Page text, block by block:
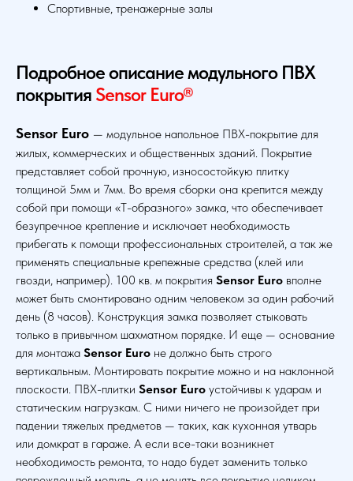
Спортивные, тренажерные залы
Подробное описание модульного ПВХ
покрытия Sensor Euro®
Sensor Euro — модульное напольное ПВХ-покрытие для
жилых, коммерческих и общественных зданий. Покрытие
представляет собой прочную, износостойкую плитку
толщиной 5мм и 7мм. Во время сборки она крепится между
собой при помощи «Т-образного» замка, что обеспечивает
безупречное крепление и исключает необходимость
прибегать к помощи профессиональных строителей, а так же
применять специальные крепежные средства (клей или
гвозди, например). 100 кв. м покрытия Sensor Euro вполне
может быть смонтировано одним человеком за один рабочий
день (8 часов). Конструкция замка позволяет стыковать
только в привычном шахматном порядке. И еще — основание
для монтажа Sensor Euro не должно быть строго
вертикальным. Монтировать покрытие можно и на наклонной
плоскости. ПВХ-плитки Sensor Euro устойчивы к ударам и
статическим нагрузкам. С ними ничего не произойдет при
падении тяжелых предметов — таких, как кухонная утварь
или домкрат в гараже. А если все-таки возникнет
необходимость ремонта, то надо будет заменить только